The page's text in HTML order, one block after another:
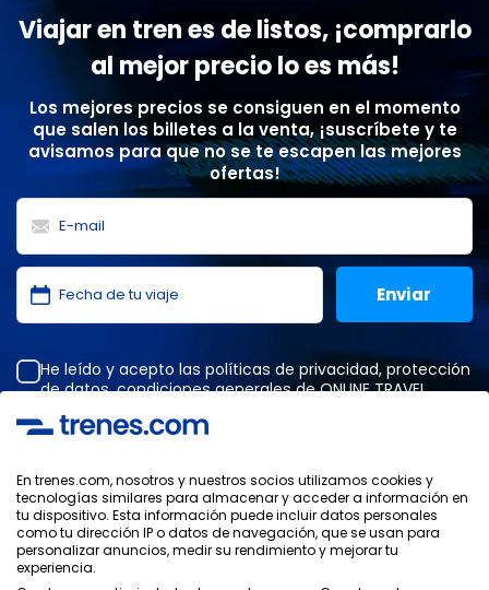
Viajar en tren es de listos, ¡comprarlo
al mejor precio lo es más!
Los mejores precios se consiguen en el momento
que salen los billetes a la venta, ¡suscríbete y te
avisamos para que no se te escapen las mejores
ofertas!
He leído y acepto las políticas de privacidad, protección
de datos,condiciones generalesde ONLINE TRAVEL
Política de Privacidad
Condiciones Generales
Política de Cookies
En trenes.com, nosotros y nuestros socios utilizamos cookies y
tecnologías similares para almacenar y acceder a información en
tu dispositivo. Esta información puede incluir datos personales
como tu dirección IP o datos de navegación, que se usan para
personalizar anuncios, medir su rendimiento y mejorar tu
experiencia.